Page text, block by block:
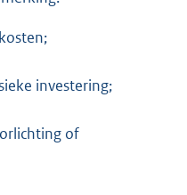
investering;
of